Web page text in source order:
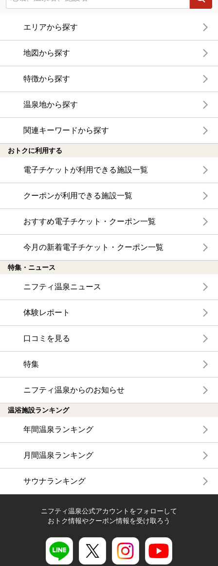
エリアから探す
地図から探す
特徴から探す
温泉地から探す
関連キーワードから探す
おトクに利用する
電子チケットが利用できる施設一覧
クーポンが利用できる施設一覧
おすすめ電子チケット・クーポン一覧
今月の新着電子チケット・クーポン一覧
特集・ニュース
ニフティ温泉ニュース
体験レポート
口コミを見る
特集
ニフティ温泉からのお知らせ
温浴施設ランキング
年間温泉ランキング
月間温泉ランキング
サウナランキング
ニフティ温泉公式アカウントをフォローして
おトク情報やクーポン情報を受け取ろう